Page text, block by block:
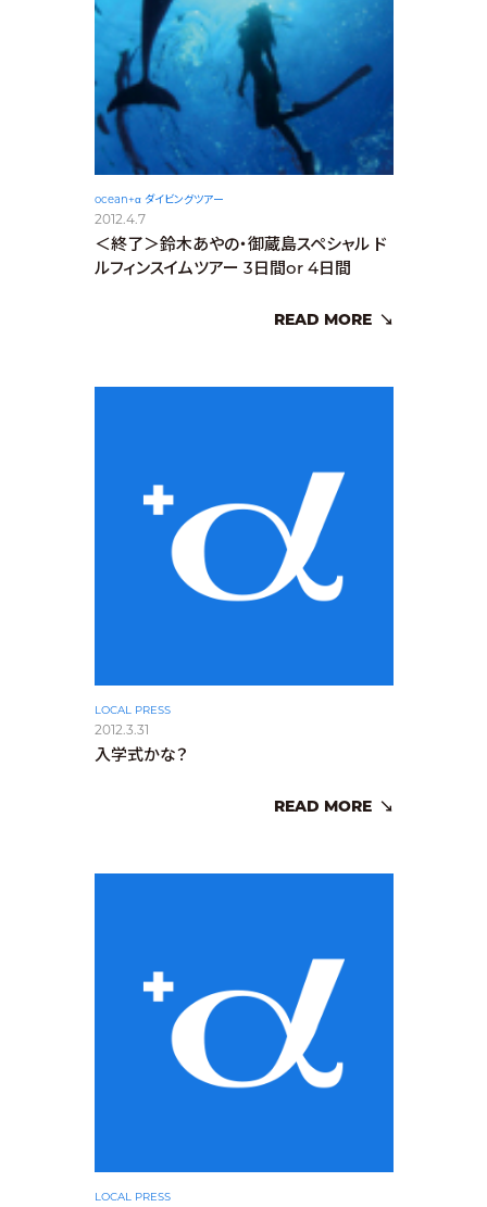
ocean+α ダイビングツアー
2012.4.7
＜終了＞鈴木あやの・御蔵島スペシャル ド
ルフィンスイムツアー 3日間or 4日間
READ MORE
LOCAL PRESS
2012.3.31
入学式かな？
READ MORE
LOCAL PRESS